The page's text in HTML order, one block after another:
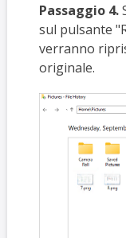
Passaggio 4.
sul pulsante
verranno
originale.